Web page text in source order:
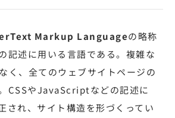
Markup Languageの略称
記述に用いる言語である。複雑な
く、全てのウェブサイトページの
CSSやJavaScriptなどの記述に
され、サイト構造を形づくってい